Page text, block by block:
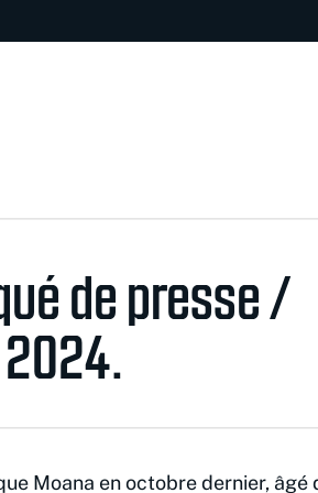
de presse /
.
Moana en octobre dernier, âgé